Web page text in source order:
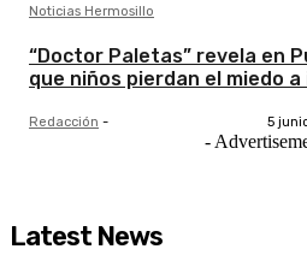
Noticias Hermosillo
“Doctor Paletas” revela en
que niños pierdan el miedo
Redacción - 5
-
Latest News